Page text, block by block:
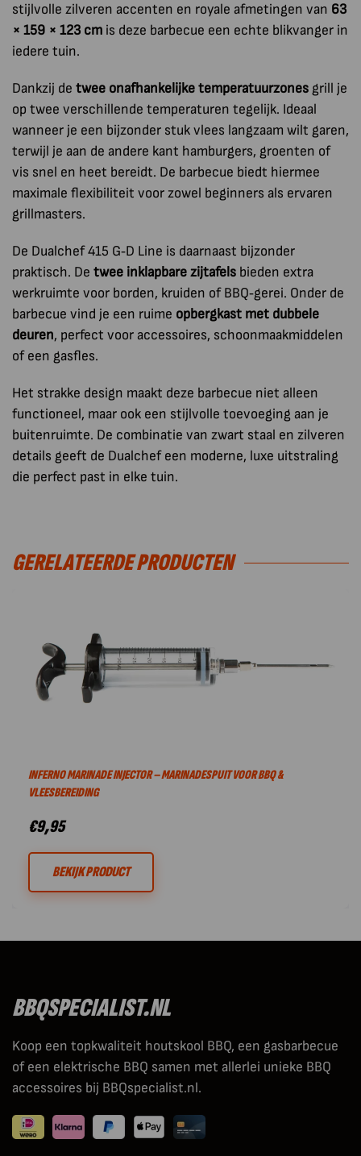
stijlvolle zilveren accenten en royale afmetingen van 63
× 159 × 123 cm is deze barbecue een echte blikvanger in
iedere tuin.
Dankzij de twee onafhankelijke temperatuurzonesgrill je
op twee verschillende temperaturen tegelijk. Ideaal
wanneer je een bijzonder stuk vlees langzaam wilt garen,
terwijl je aan de andere kant hamburgers, groenten of
vis snel en heet bereidt. De barbecue biedt hiermee
maximale flexibiliteit voor zowel beginners als ervaren
grillmasters.
De Dualchef 415 G‑D Line is daarnaast bijzonder
praktisch. De twee inklapbare zijtafels bieden extra
werkruimte voor borden, kruiden of BBQ‑gerei. Onder de
barbecue vind je een ruime opbergkast met dubbele
deuren, perfect voor accessoires, schoonmaakmiddelen
of een gasfles.
Het strakke design maakt deze barbecue niet alleen
functioneel, maar ook een stijlvolle toevoeging aan je
buitenruimte. De combinatie van zwart staal en zilveren
details geeft de Dualchef een moderne, luxe uitstraling
die perfect past in elke tuin.
GERELATEERDE PRODUCTEN
INFERNO MARINADE INJECTOR – MARINADESPUIT VOOR BBQ &
VLEESBEREIDING
€9,95
BEKIJK PRODUCT
BBQSPECIALIST.NL
Koop een topkwaliteit houtskool BBQ, een gasbarbecue
of een elektrische BBQ samen met allerlei unieke BBQ
accessoires bij BBQspecialist.nl.